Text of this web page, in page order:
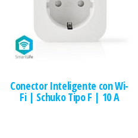
Conector Inteligente con Wi-
Fi | Schuko Tipo F | 10 A